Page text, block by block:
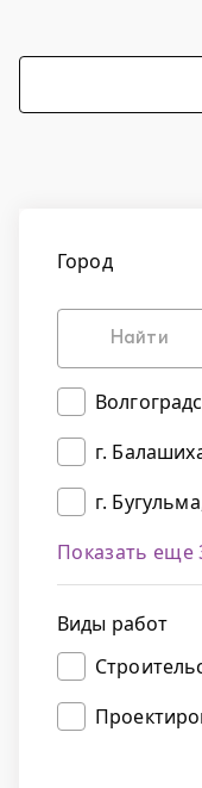
Город
г.
г.
Показать еще
Виды работ